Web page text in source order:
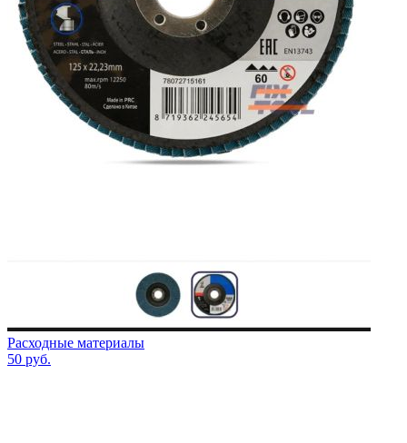
Расходные материалы
50 руб.